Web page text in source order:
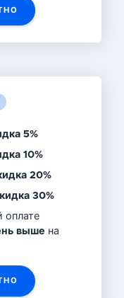
5%
10%
20%
30%
оплате
выше на